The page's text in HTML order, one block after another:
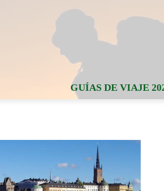
GUÍAS DE VIAJE